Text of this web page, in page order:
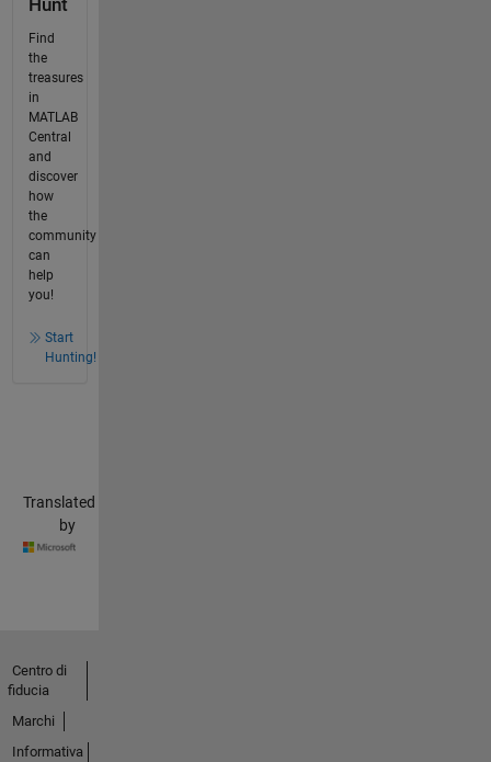
Hunt
Find
the
treasures
in
MATLAB
Central
and
discover
how
the
community
can
help
you!
Start
Hunting!
Translated
by
Centro di
fiducia
Marchi
Informativa